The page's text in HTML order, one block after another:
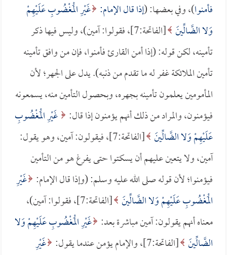
فأمنوا)، وفي بعضها: (إذا قال الإمام: غَيْرِ الْمَغْضُوبِ عَلَيْهِمْ
وَلا الضَّالِّينَ
[الفاتحة:7]، فقولوا: آمين)، وليس فيها ذكر
تأمينه، لكن قوله: (إذا أمن القارئ فأمنوا، فإن من وافق تأمينه
تأمين الملائكة غفر له ما تقدم من ذنبه). يدل على الجهر؛ لأن
المأمومين يعلمون تأمينه بجهره، وبحصول التأمين منه، يسمعونه
فيؤمنون، والمراد من ذلك أنهم يؤمنون إذا قال:
غَيْرِ الْمَغْضُوبِ
عَلَيْهِمْ وَلا الضَّالِّينَ
[الفاتحة:7]، فيقولون: آمين، وهو يقول:
آمين، ولا يتعين عليهم أن يسكتوا حتى يفرغ هو من التأمين
فيؤمنوا؛ لأن قوله صلى الله عليه وسلم: (وإذا قال الإمام: غَيْرِ
الْمَغْضُوبِ عَلَيْهِمْ وَلا الضَّالِّينَ
[الفاتحة:7]، فقولوا: آمين)،
معناه أنهم يقولون: آمين مباشرة بعد: غَيْرِ الْمَغْضُوبِ عَلَيْهِمْ وَلا
الضَّالِّينَ [الفاتحة:7]، والإمام يؤمن عندما يقول:
غَيْرِ